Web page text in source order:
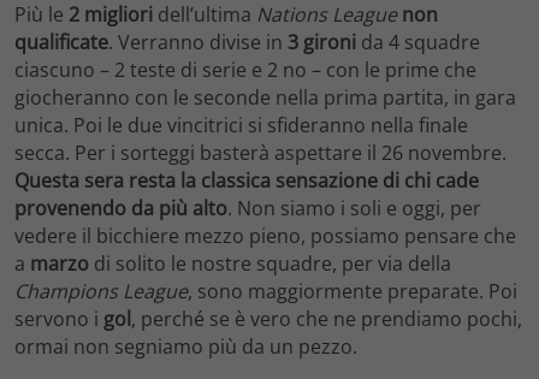
Più le 2 migliori dell’ultima Nations Leaguenon
qualificate. Verranno divise in 3 gironi da 4 squadre
ciascuno – 2 teste di serie e 2 no – con le prime che
giocheranno con le seconde nella prima partita, in gara
unica. Poi le due vincitrici si sfideranno nella finale
secca. Per i sorteggi basterà aspettare il 26 novembre.
Questa sera resta la classica sensazione di chi cade
provenendo da più alto. Non siamo i soli e oggi, per
vedere il bicchiere mezzo pieno, possiamo pensare che
a marzo di solito le nostre squadre, per via della
Champions League, sono maggiormente preparate. Poi
servono i gol, perché se è vero che ne prendiamo pochi,
ormai non segniamo più da un pezzo.